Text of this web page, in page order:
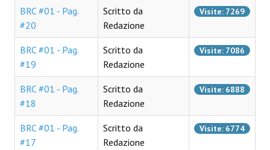
Contest
Spazio Cagliostro@Lucca 2014
Spazio Cagliostro@Lucca 2016
Spazio Cagliostro@Lucca 2017
BRC #01 - Pag.
#20
Scritto da
Redazione
Visite: 7269
BRC #01 - Pag.
#19
Scritto da
Redazione
Visite: 7086
BRC #01 - Pag.
#18
Scritto da
Redazione
Visite: 6888
BRC #01 - Pag.
#17
Scritto da
Redazione
Visite: 6774